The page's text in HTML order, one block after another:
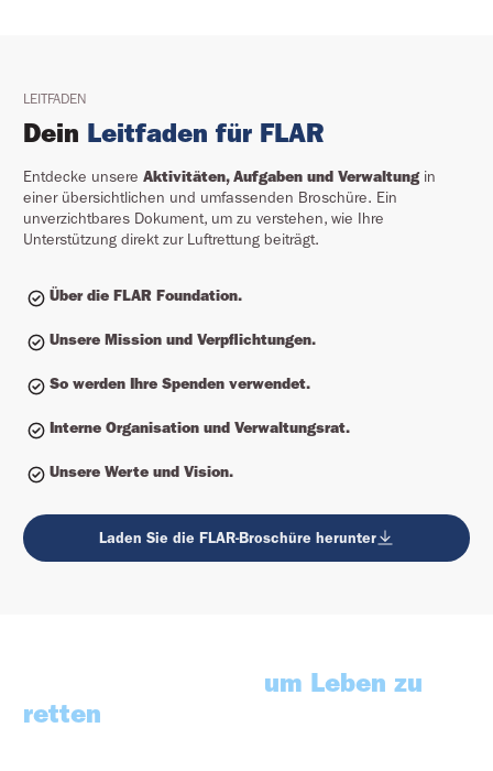
LEITFADEN
Dein Leitfaden für FLAR
Entdecke unsere Aktivitäten, Aufgaben und Verwaltungin
einer übersichtlichen und umfassenden Broschüre. Ein
unverzichtbares Dokument, um zu verstehen, wie Ihre
Unterstützung direkt zur Luftrettung beiträgt.
Über die FLAR Foundation.
Unsere Mission und Verpflichtungen.
So werden Ihre Spenden verwendet.
Interne Organisation und Verwaltungsrat.
Unsere Werte und Vision.
Laden Sie die FLAR-Broschüre herunter
um Leben zu
retten